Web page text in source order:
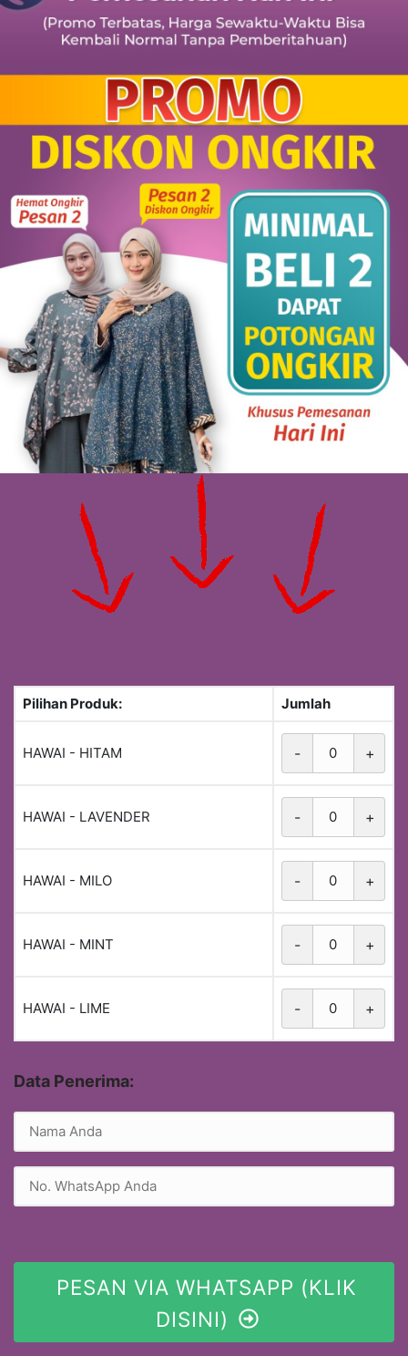
Pilihan Produk: Jumlah
HAWAI - HITAM - +
HAWAI - LAVENDER - +
HAWAI - MILO - +
HAWAI - MINT - +
HAWAI - LIME - +
Data Penerima:
PESAN VIA WHATSAPP (KLIK
DISINI)